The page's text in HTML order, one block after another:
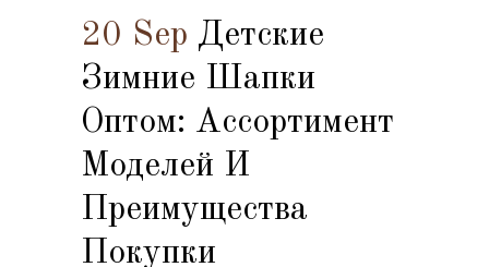
20 Sep Детские
Зимние Шапки
Оптом: Ассортимент
Моделей И
Преимущества
Покупки